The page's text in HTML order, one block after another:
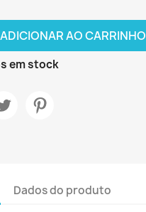
ADICIONAR AO CARRINHO
em stock
Dados do produto